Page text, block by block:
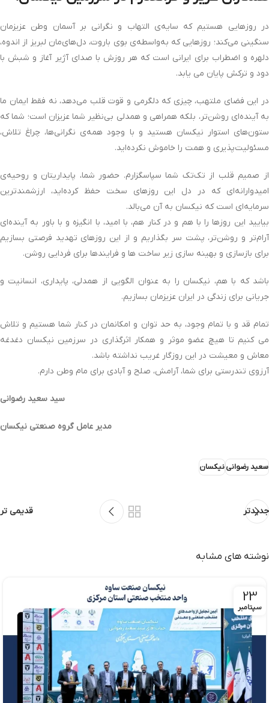
در روزهایی هستیم که سایه‌ی التهاب و نگرانی بر آسمان وطن عزیزمان
سنگینی می‌کند؛ روزهایی که به‌واسطه‌ی بوی باروت، دل‌های‌مان لبریز از اندوه،
دلهره و اضطراب برای ایرانی است که هر روزش با صدای آژیر آغاز و شبش با
دود و ترکش پایان می یابد.
در این فضای ملتهب، چیزی که دلگرمی و قوت قلب می‌دهد، نه فقط ایمان ما
به آینده‌ای روشن‌تر، بلکه همراهی و همدلی بی‌نظیر شما عزیزان است؛ شما که
ستون‌های استوار نیکسان هستید و با وجود همه‌ی نگرانی‌ها، چراغ تلاش،
مسئولیت‌پذیری و همت را خاموش نکرده‌اید.
از صمیم قلب از تک‌تک شما سپاسگزارم. حضور شما، پایداریتان و روحیه‌ی
امیدوارانه‌ای که در دل این روزهای سخت حفظ کرده‌اید، ارزشمندترین
سرمایه‌ای‌ است که نیکسان به آن می‌بالد.
بیایید این روزها را با هم و در کنار هم، با امید، با انگیزه و با باور به آینده‌ای
آرام‌تر و روشن‌تر، پشت سر بگذاریم و از این روزهای تهدید فرصتی بسازیم
برای بازسازی و بهینه سازی زیر ساخت ها و فرایندها برای فردایی روشن.
باشد که با هم، نیکسان را به عنوان الگویی از همدلی، پایداری، انسانیت و
جریانی برای زندگی در ایران عزیزمان بسازیم.
تمام قد و با تمام وجود، به حد توان و امکانمان در کنار شما هستیم و تلاش
می کنیم تا هیچ عضو موثر و همکار اثرگذاری در سرزمین نیکسان دغدغه
معاش و معیشت در این روزگار غریب نداشته باشد.
آرزوی تندرستی برای شما، آرامش، صلح و آبادی برای مام وطن دارم.
سید سعید رضوانی
مدیر عامل گروه صنعتی نیکسان
سعید رضوانینیکسان
جدیدتر قدیمی تر
نوشته های مشابه
23
سپتامبر